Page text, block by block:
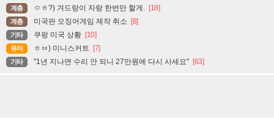
계층 ㅇㅎ?) 겨드랑이 자랑 한번만 할게. [18]
계층 미국판 오징어게임 제작 취소 [8]
기타 쿠팡 미국 상황 [10]
유머 ㅎㅂ) 미니스커트 [7]
기타 "1년 지나면 수리 안 되니 27만원에 다시 사세요" [63]